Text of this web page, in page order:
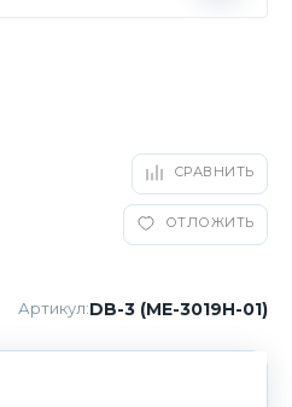
СРАВНИТЬ
ОТЛОЖИТЬ
Артикул:DB-3 (ME-3019H-01)